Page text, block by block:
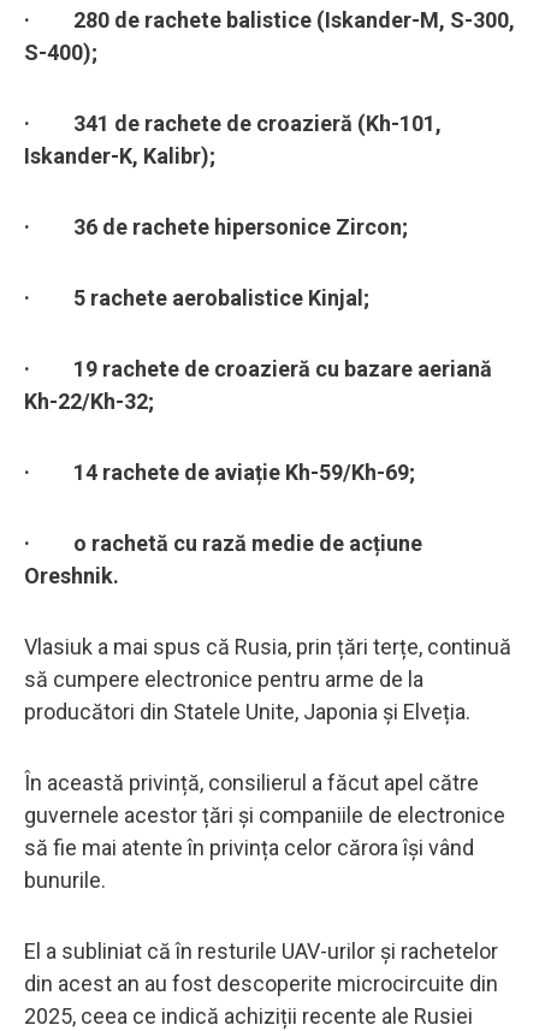
· 280 de rachete balistice (Iskander-M, S-300,
S-400);
· 341 de rachete de croazieră (Kh-101,
Iskander-K, Kalibr);
· 36 de rachete hipersonice Zircon;
· 5 rachete aerobalistice Kinjal;
· 19 rachete de croazieră cu bazare aeriană
Kh-22/Kh-32;
· 14 rachete de aviație Kh-59/Kh-69;
· o rachetă cu rază medie de acțiune
Oreshnik.
Vlasiuk a mai spus că Rusia, prin țări terțe, continuă
să cumpere electronice pentru arme de la
producători din Statele Unite, Japonia și Elveția.
În această privință, consilierul a făcut apel către
guvernele acestor țări și companiile de electronice
să fie mai atente în privința celor cărora își vând
bunurile.
El a subliniat că în resturile UAV-urilor și rachetelor
din acest an au fost descoperite microcircuite din
2025, ceea ce indică achiziții recente ale Rusiei